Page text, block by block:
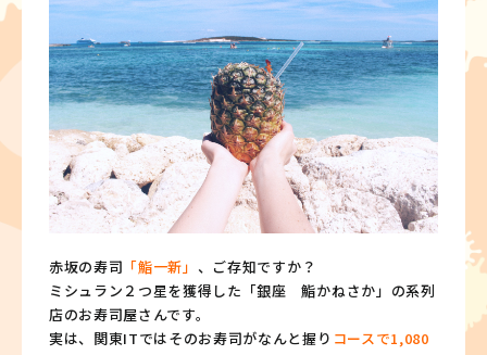
赤坂の寿司 「鮨一新」 、ご存知ですか？
ミシュラン２つ星を獲得した「銀座 鮨かねさか」の系列
店のお寿司屋さんです。
実は、関東ITではそのお寿司がなんと握り コースで1,080